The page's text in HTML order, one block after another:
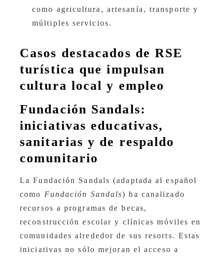
como agricultura, artesanía, transporte y
múltiples servicios.
Casos destacados de RSE
turística que impulsan
cultura local y empleo
Fundación Sandals:
iniciativas educativas,
sanitarias y de respaldo
comunitario
La Fundación Sandals (adaptada al español
como Fundación Sandals) ha canalizado
recursos a programas de becas,
reconstrucción escolar y clínicas móviles en
comunidades alrededor de sus resorts. Estas
iniciativas no sólo mejoran el acceso a